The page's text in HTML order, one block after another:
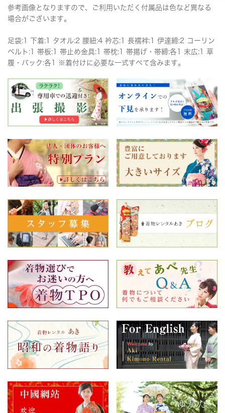
参考画像となりますので、ご利用いただく付属品は色など異なる
場合がございます。
足袋:1 下着:1 タオル:2 腰紐:4 衿芯:1 長襦袢:1 伊達締:2 コーリン
ベルト:1 帯板:1 帯止め金具:1 帯枕:1 帯揚げ・帯締:各1 末広:1 草
履・バック:各1 ※着付けに必要な一式すべて含みます。